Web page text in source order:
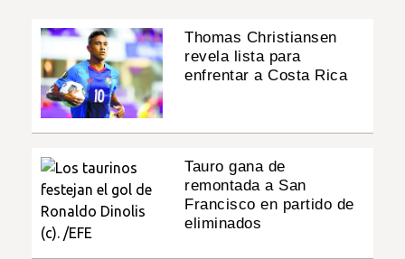
Thomas Christiansen
revela lista para
enfrentar a Costa Rica
Tauro gana de
remontada a San
Francisco en partido de
eliminados